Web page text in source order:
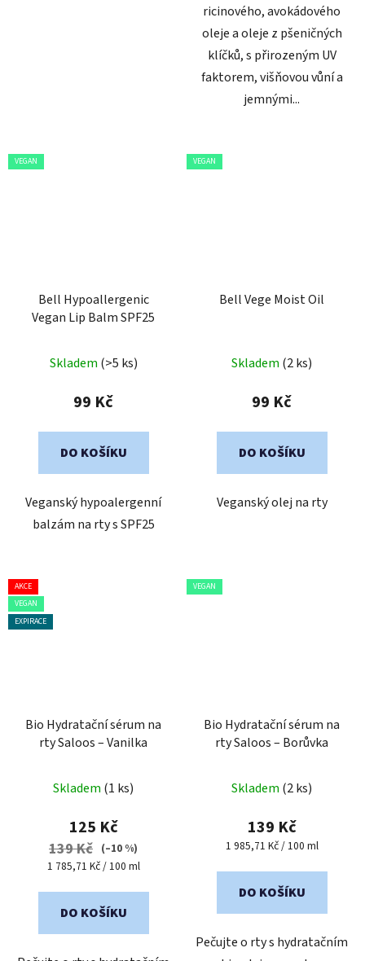
ricinového, avokádového
oleje a oleje z pšeničných
klíčků, s přirozeným UV
faktorem, višňovou vůní a
jemnými...
VEGAN
Bell Hypoallergenic
Vegan Lip Balm SPF25
Skladem (>5 ks)
99 Kč
DO KOŠÍKU
Veganský hypoalergenní
balzám na rty s SPF25
VEGAN
Bell Vege Moist Oil
Skladem (2 ks)
99 Kč
DO KOŠÍKU
Veganský olej na rty
AKCE
VEGAN
EXPIRACE
Bio Hydratační sérum na
rty Saloos – Vanilka
Skladem (1 ks)
125 Kč
139 Kč (–10 %)
Měrná
1 785,71 Kč / 100 ml
DO KOŠÍKU
VEGAN
Bio Hydratační sérum na
rty Saloos – Borůvka
Skladem (2 ks)
139 Kč
Měrná
1 985,71 Kč / 100 ml
DO KOŠÍKU
Pečujte o rty s hydratačním